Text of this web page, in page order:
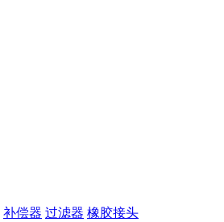
补偿器 过滤器 橡胶接头